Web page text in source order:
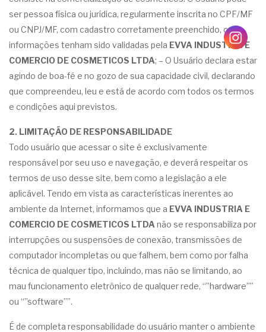
ser pessoa física ou jurídica, regularmente inscrita no CPF/MF
ou CNPJ/MF, com cadastro corretamente preenchido, cujas
informações tenham sido validadas pela EVVA INDUSTRIA E
COMERCIO DE COSMETICOS LTDA; – O Usuário declara estar
agindo de boa-fé e no gozo de sua capacidade civil, declarando
que compreendeu, leu e está de acordo com todos os termos
e condições aqui previstos.
2. LIMITAÇÃO DE RESPONSABILIDADE
Todo usuário que acessar o site é exclusivamente
responsável por seu uso e navegação, e deverá respeitar os
termos de uso desse site, bem como a legislação a ele
aplicável. Tendo em vista as características inerentes ao
ambiente da Internet, informamos que a EVVA INDUSTRIA E
COMERCIO DE COSMETICOS LTDA não se responsabiliza por
interrupções ou suspensões de conexão, transmissões de
computador incompletas ou que falhem, bem como por falha
técnica de qualquer tipo, incluindo, mas não se limitando, ao
mau funcionamento eletrônico de qualquer rede, “”hardware””
ou “”software””.
É de completa responsabilidade do usuário manter o ambiente